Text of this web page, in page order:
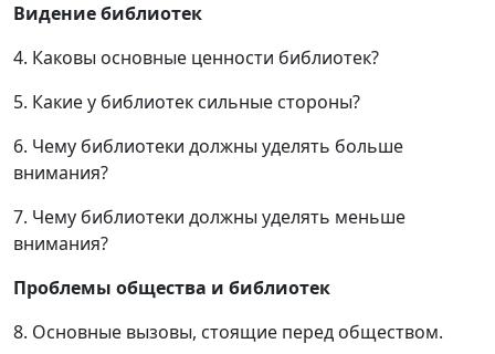
Видение библиотек
4. Каковы основные ценности библиотек?
5. Какие у библиотек сильные стороны?
6. Чему библиотеки должны уделять больше
внимания?
7. Чему библиотеки должны уделять меньше
внимания?
Проблемы общества и библиотек
8. Основные вызовы, стоящие перед обществом.